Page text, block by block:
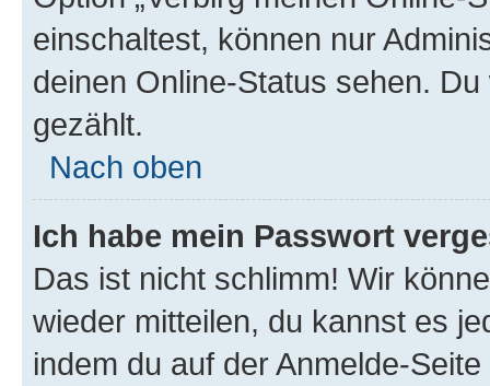
einschaltest, können nur
deinen Online-Status sehen.
gezählt.
Nach oben
Ich habe mein Passwort
Das ist nicht schlimm! Wir
wieder mitteilen, du kannst es
indem du auf der Anmelde-